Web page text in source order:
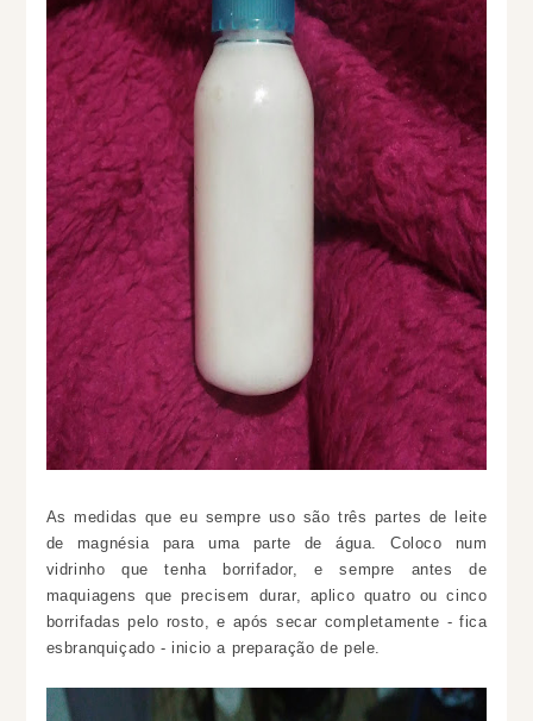
As medidas que eu sempre uso são três partes de leite
de magnésia para uma parte de água. Coloco num
vidrinho que tenha borrifador, e sempre antes de
maquiagens que precisem durar, aplico quatro ou cinco
borrifadas pelo rosto, e após secar completamente - fica
esbranquiçado - inicio a preparação de pele.